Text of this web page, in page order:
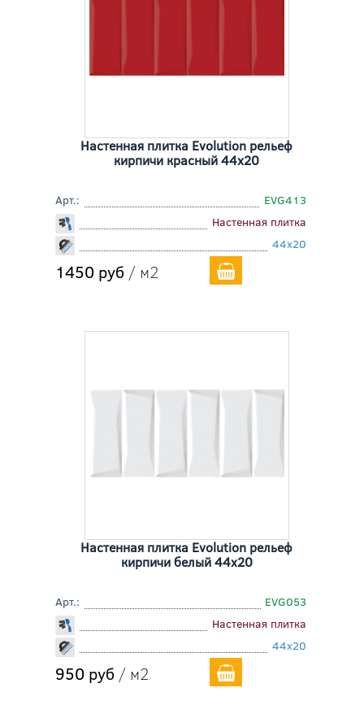
Настенная плитка Evolution рельеф
кирпичи красный 44x20
Арт.:
EVG413
Настенная плитка
44x20
1450 руб / м2
Настенная плитка Evolution рельеф
кирпичи белый 44x20
Арт.:
EVG053
Настенная плитка
44x20
950 руб / м2